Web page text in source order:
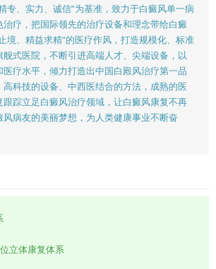
专、实力、诚信”为基准，致力于白癜风单一病
疗，把国际领先的治疗设备和理念带给白癜
境、精益求精”的医疗作风，打造规模化、标准
式医院，不断引进高端人才、尖端设备，以
疗水平，倾力打造出中国白殿风治疗第一品
科技的设备、中西医结合的方法，成熟的医
踪立足白癜风治疗领域，让白癜风康复不再
病友的美丽梦想，为人类健康事业不断奋
立体康复体系